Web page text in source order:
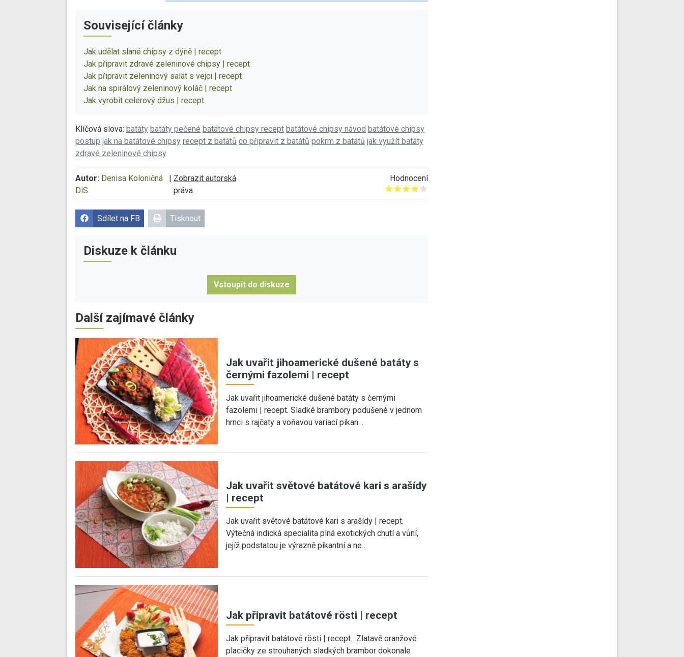
Související články
Jak udělat slané chipsy z dýně | recept
Jak připravit zdravé zeleninové chipsy | recept
Jak připravit zeleninový salát s vejci | recept
Jak na spirálový zeleninový koláč | recept
Jak vyrobit celerový džus | recept
Klíčová slova: batáty batáty pečené batátové chipsy recept batátové chipsy návod batátové chipsy
postup jak na batátové chipsy recept z batátů co připravit z batátů pokrm z batátů jak využít batáty
zdravé zeleninové chipsy
Autor: Denisa Koloničná
DiS.
| Zobrazit autorská
práva
Hodnocení
Give it 1/5
Give it 2/5
Give it 3/5
Give it 4/5
Give it 5/5
Sdílet na FB Tisknout
Diskuze k článku
Vstoupit do diskuze
Další zajímavé články
Jak uvařit jihoamerické dušené batáty s
černými fazolemi | recept
Jak uvařit jihoamerické dušené batáty s černými
fazolemi | recept. Sladké brambory podušené v jednom
hrnci s rajčaty a voňavou variací pikan…
Jak uvařit světové batátové kari s arašídy
| recept
Jak uvařit světové batátové kari s arašídy | recept.
Výtečná indická specialita plná exotických chutí a vůní,
jejíž podstatou je výrazně pikantní a ne…
Jak připravit batátové rösti | recept
Jak připravit batátové rösti | recept. Zlatavě oranžové
placičky ze strouhaných sladkých brambor dokonale